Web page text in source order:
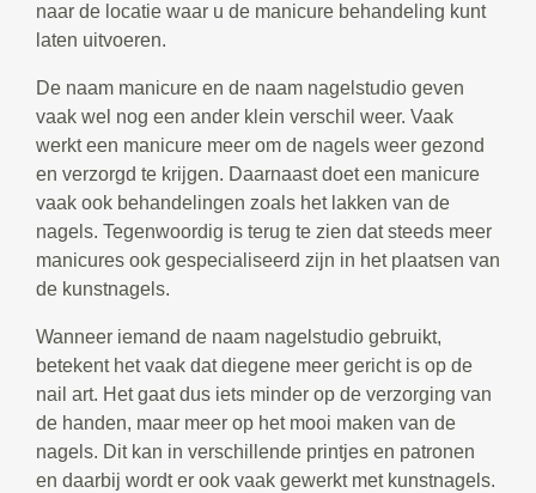
naar de locatie waar u de manicure behandeling kunt
laten uitvoeren.
De naam manicure en de naam nagelstudio geven
vaak wel nog een ander klein verschil weer. Vaak
werkt een manicure meer om de nagels weer gezond
en verzorgd te krijgen. Daarnaast doet een manicure
vaak ook behandelingen zoals het lakken van de
nagels. Tegenwoordig is terug te zien dat steeds meer
manicures ook gespecialiseerd zijn in het plaatsen van
de kunstnagels.
Wanneer iemand de naam nagelstudio gebruikt,
betekent het vaak dat diegene meer gericht is op de
nail art. Het gaat dus iets minder op de verzorging van
de handen, maar meer op het mooi maken van de
nagels. Dit kan in verschillende printjes en patronen
en daarbij wordt er ook vaak gewerkt met kunstnagels.